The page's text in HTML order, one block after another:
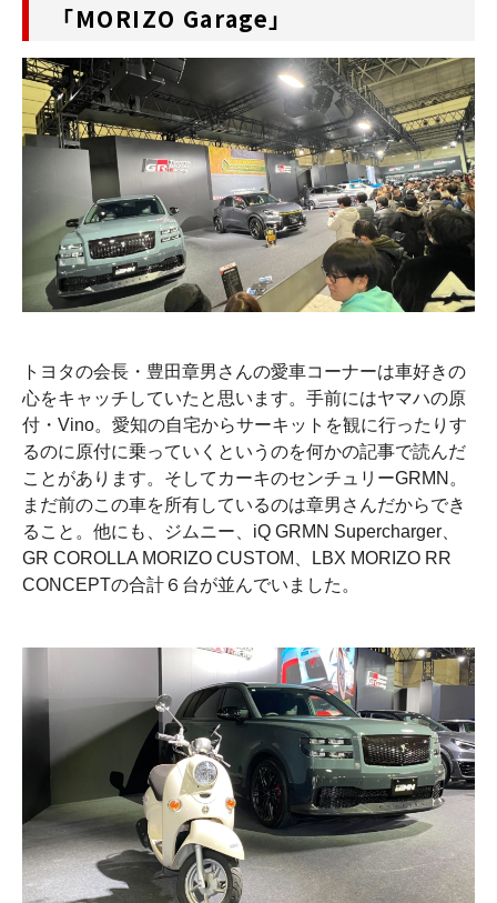
「MORIZO Garage」
トヨタの会長・豊田章男さんの愛車コーナーは車好きの
心をキャッチしていたと思います。手前にはヤマハの原
付・Vino。愛知の自宅からサーキットを観に行ったりす
るのに原付に乗っていくというのを何かの記事で読んだ
ことがあります。そしてカーキのセンチュリーGRMN。
まだ前のこの車を所有しているのは章男さんだからでき
ること。他にも、ジムニー、iQ GRMN Supercharger、
GR COROLLA MORIZO CUSTOM、LBX MORIZO RR
CONCEPTの合計６台が並んでいました。